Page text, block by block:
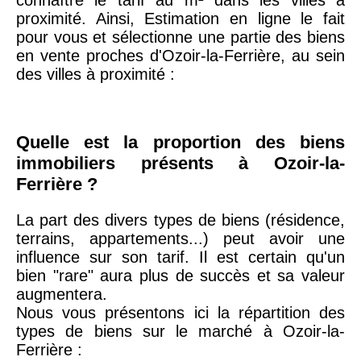
20ème
arrondissement
9 623 € 11 141 €
75019 -Paris
51100 -Reims 3 036 € 2 667 €
75013 -Paris
13ème
arrondissement
10 073 € 11 085 €
76600 -Le Havre 2 453 €
42000 -Saint-
proximité. Ainsi, Estimation en ligne le fait
pour vous et sélectionne une partie des biens
en vente proches d'Ozoir-la-Ferrière, au sein
des villes à proximité :
Quelle est la proportion des biens
immobiliers présents à Ozoir-la-
Ferrière ?
La part des divers types de biens (résidence,
terrains, appartements...) peut avoir une
influence sur son tarif. Il est certain qu'un
bien "rare" aura plus de succès et sa valeur
augmentera.
Nous vous présentons ici la répartition des
types de biens sur le marché à Ozoir-la-
Ferrière :